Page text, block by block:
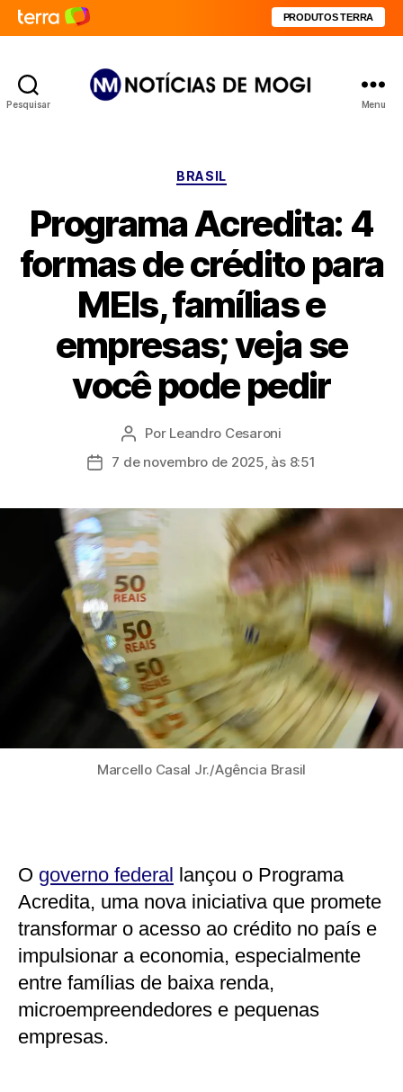
PRODUTOS TERRA
Pesquisar Menu
Categorias
BRASIL
Programa Acredita: 4
formas de crédito para
MEIs, famílias e
empresas; veja se
você pode pedir
Autor
do
Por Leandro Cesaroni
Data7 de novembro de 2025, às 8:51
Marcello Casal Jr./Agência Brasil
O governo federal lançou o Programa
Acredita, uma nova iniciativa que promete
transformar o acesso ao crédito no país e
impulsionar a economia, especialmente
entre famílias de baixa renda,
microempreendedores e pequenas
empresas.